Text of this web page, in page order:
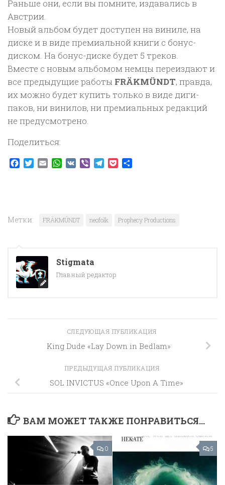
Раньше они, если вы помните, издавались в
Австрии.
Новый альбом будет доступен на виниле, на
диске и в виде премиальной книги с бонус-
диском. На бонус-диске будет 5 треков.
Вместе с новым альбомом немцы переиздают и
все предыдущие работы FRÄKMÜNDT, правда,
их можно будет купить только в виде диги-
паков, ни винилов, ни премиальных редакций
не предусмотрено.
Поделиться:
Facebook
TwitterEmailWhatsApp
VK ViberTelegram
Pocket
Метки: FRÄKMÜNDT neofolk Prophecy Productions
Stigmata
Главный редактор
СЛЕДУЮЩАЯ ПУБЛИКАЦИЯ
King Dude «Lay Down in Bedlam»
ПРЕДЫДУЩАЯ ПУБЛИКАЦИЯ
SOL INVICTUS «Once Upon A Time»
ВАМ МОЖЕТ ТАКЖЕ ПОНРАВИТЬСЯ...
0 5